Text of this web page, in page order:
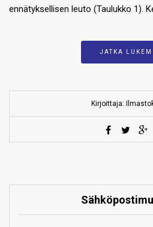
ennätyksellisen leuto (Taulukko 1).
JATKA
Kirjoittaja: